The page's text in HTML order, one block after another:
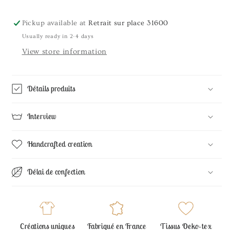
Pickup available atRetrait sur place 31600
Usually ready in 2-4 days
View store information
Détails produits
Interview
Handcrafted creation
Délai de confection
Créations uniques Fabriqué en France Tissus Oeko-tex